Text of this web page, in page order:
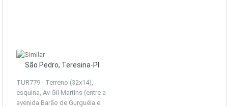
São Pedro, Teresina-PI
TUR779 - Terreno (32x14),
esquina, Av Gil Martins (entre a
avenida Barão de Gurguéia e